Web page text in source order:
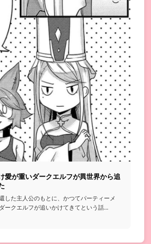
愛が重いダークエルフが異世界から追
した主人公のもとに、かつてパーティーメ
ークエルフが追いかけてきてという話...